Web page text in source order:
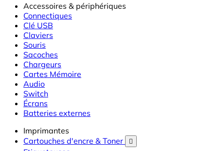
Accessoires & périphériques
Connectiques
Clé USB
Claviers
Souris
Sacoches
Chargeurs
Cartes Mémoire
Audio
Switch
Écrans
Batteries externes
Imprimantes
Cartouches d'encre & Toner
